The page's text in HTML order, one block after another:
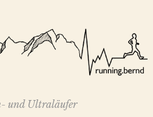
und Ultraläufer